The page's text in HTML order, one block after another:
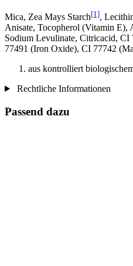
Mica, Zea Mays Starch[1],
Anisate, Tocopherol (Vitamin E),
Sodium Levulinate, Citricacid,
77491 (Iron Oxide), CI 77742
aus kontrolliert
Rechtliche Informationen
Passend dazu